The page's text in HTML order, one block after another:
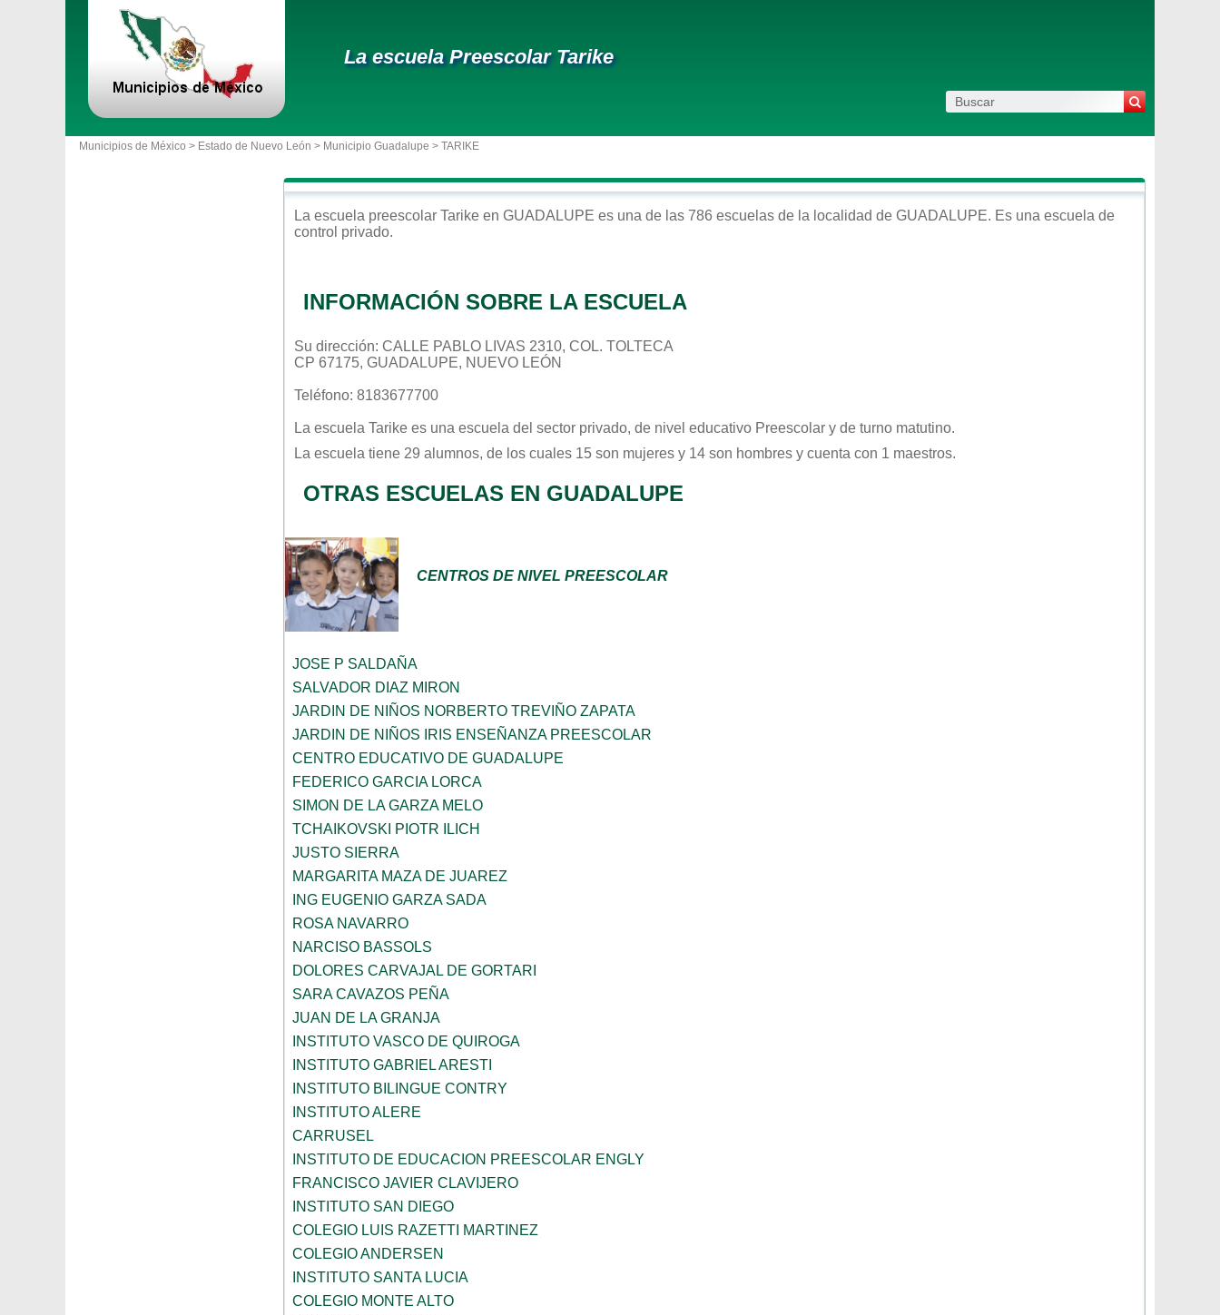
La escuela Preescolar Tarike
Municipios de México > Estado de Nuevo León > Municipio Guadalupe > TARIKE
La escuela preescolar Tarike en GUADALUPE es una de las 786 escuelas de la localidad de GUADALUPE. Es una escuela de
control privado.
INFORMACIÓN SOBRE LA ESCUELA
Su dirección: CALLE PABLO LIVAS 2310, COL. TOLTECA
CP 67175, GUADALUPE, NUEVO LEÓN
Teléfono: 8183677700
La escuela Tarike es una escuela del sector privado, de nivel educativo Preescolar y de turno matutino.
La escuela tiene 29 alumnos, de los cuales 15 son mujeres y 14 son hombres y cuenta con 1 maestros.
OTRAS ESCUELAS EN GUADALUPE
CENTROS DE NIVEL PREESCOLAR
JOSE P SALDAÑA
SALVADOR DIAZ MIRON
JARDIN DE NIÑOS NORBERTO TREVIÑO ZAPATA
JARDIN DE NIÑOS IRIS ENSEÑANZA PREESCOLAR
CENTRO EDUCATIVO DE GUADALUPE
FEDERICO GARCIA LORCA
SIMON DE LA GARZA MELO
TCHAIKOVSKI PIOTR ILICH
JUSTO SIERRA
MARGARITA MAZA DE JUAREZ
ING EUGENIO GARZA SADA
ROSA NAVARRO
NARCISO BASSOLS
DOLORES CARVAJAL DE GORTARI
SARA CAVAZOS PEÑA
JUAN DE LA GRANJA
INSTITUTO VASCO DE QUIROGA
INSTITUTO GABRIEL ARESTI
INSTITUTO BILINGUE CONTRY
INSTITUTO ALERE
CARRUSEL
INSTITUTO DE EDUCACION PREESCOLAR ENGLY
FRANCISCO JAVIER CLAVIJERO
INSTITUTO SAN DIEGO
COLEGIO LUIS RAZETTI MARTINEZ
COLEGIO ANDERSEN
INSTITUTO SANTA LUCIA
COLEGIO MONTE ALTO